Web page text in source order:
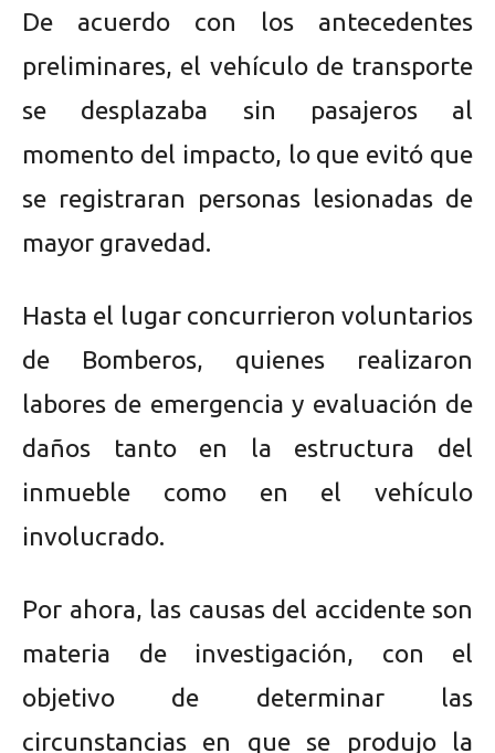
De acuerdo con los antecedentes
preliminares, el vehículo de transporte
se desplazaba sin pasajeros al
momento del impacto, lo que evitó que
se registraran personas lesionadas de
mayor gravedad.
Hasta el lugar concurrieron voluntarios
de Bomberos, quienes realizaron
labores de emergencia y evaluación de
daños tanto en la estructura del
inmueble como en el vehículo
involucrado.
Por ahora, las causas del accidente son
materia de investigación, con el
objetivo de determinar las
circunstancias en que se produjo la